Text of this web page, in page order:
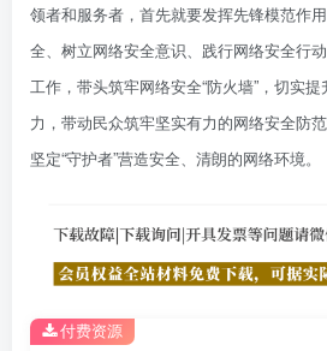
领者和服务者，首先就要发挥先锋模范作
全、树立网络安全意识、践行网络安全行
工作，带头筑牢网络安全“防火墙”，切实
力，带动民众筑牢坚实有力的网络安全防
坚定“守护者”营造安全、清朗的网络环境。
付费资源